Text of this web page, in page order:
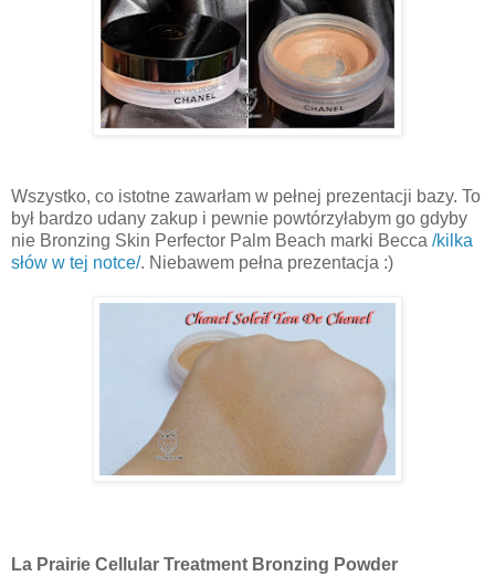
Wszystko, co istotne zawarłam w pełnej prezentacji bazy. To
był bardzo udany zakup i pewnie powtórzyłabym go gdyby
nie Bronzing Skin Perfector Palm Beach marki Becca /kilka
słów w tej notce/. Niebawem pełna prezentacja :)
La Prairie Cellular Treatment Bronzing Powder